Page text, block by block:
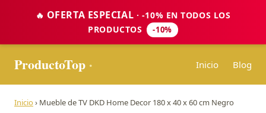
🔥 OFERTA ESPECIAL · -10% EN TODOS LOS
PRODUCTOS
-10%
ProductoTop · Inicio Blog
Inicio› Mueble de TV DKD Home Decor 180 x 40 x 60 cm Negro